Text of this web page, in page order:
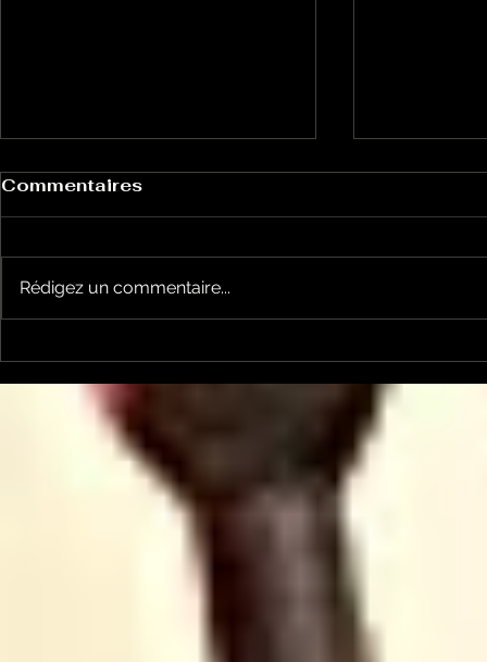
sa nouvelle édition
ariégeoise pour 2026-
lancé
Commentaires
Rédigez un commentaire...